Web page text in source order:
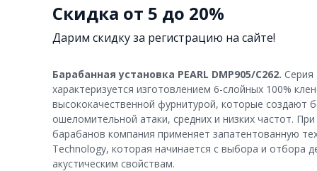
Скидка от 5 до 20%
Дарим скидку за регистрацию на сайте!
Барабанная установка PEARL DMP905/C262. Серия
характеризуется изготовлением 6-слойных 100%
высококачественной фурнитурой, которые создают
ошеломительной атаки, средних и низких частот.
барабанов компания применяет запатентованную
Technology, которая начинается с выбора и отбора
акустическим свойствам.